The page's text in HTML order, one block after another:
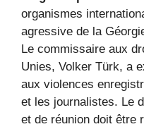
organismes
agressive de la
Le commissaire aux
Unies, Volker Türk, a
aux violences
et les journalistes. Le
et de réunion doit être